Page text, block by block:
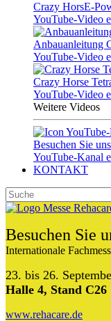
Crazy HorsE-
YouTube-Video
Anbauanleitung
YouTube-Video
Crazy Horse
YouTube-Video
Weitere Videos
Besuchen Sie
YouTube-Kanal
KONTAKT
Besuchen Sie
Internationale
23. bis 26.
Halle 4, Stand C26
www.rehacare.de